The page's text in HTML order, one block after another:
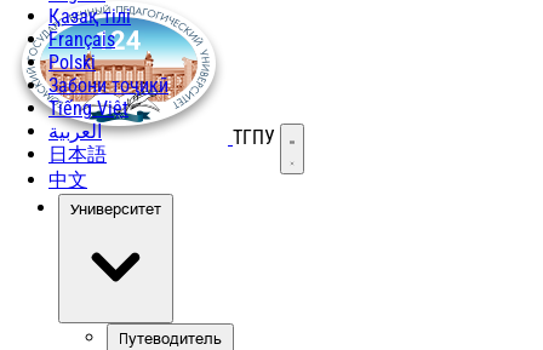
Қазақ тілі
Français
Polski
Забони тоҷикӣ
Tiếng Việt
العربية
日本語
中文
ТГПУ Открыть меню
Университет
Путеводитель